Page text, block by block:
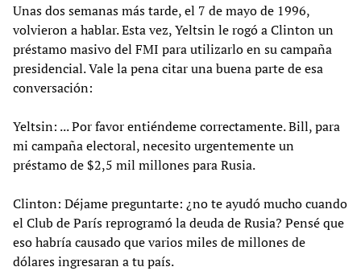
Unas dos semanas más tarde, el 7 de mayo de 1996,
volvieron a hablar. Esta vez, Yeltsin le rogó a Clinton un
préstamo masivo del FMI para utilizarlo en su campaña
presidencial. Vale la pena citar una buena parte de esa
conversación:
Yeltsin: ... Por favor entiéndeme correctamente. Bill, para
mi campaña electoral, necesito urgentemente un
préstamo de $2,5 mil millones para Rusia.
Clinton: Déjame preguntarte: ¿no te ayudó mucho cuando
el Club de París reprogramó la deuda de Rusia? Pensé que
eso habría causado que varios miles de millones de
dólares ingresaran a tu país.